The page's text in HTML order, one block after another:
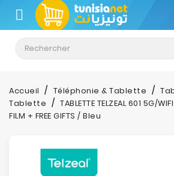
CATÉGORIE
Climatisation
Informatique
Téléphonie
Impression
Accueil Téléphonie & Tablette
Tablette
TABLETTE TELZEAL 601 5G/
FILM + FREE GIFTS / Bleu